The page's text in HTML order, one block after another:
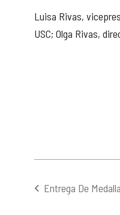
Luisa Rivas,
USC; Olga Rivas,
Navegación
Entrega De